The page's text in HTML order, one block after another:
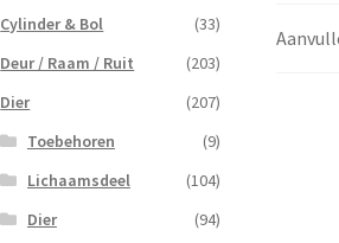
Cylinder & Bol
(33)
Deur / Raam / Ruit
(203)
Dier
(207)
Toebehoren
(9)
Lichaamsdeel
(104)
Dier
(94)